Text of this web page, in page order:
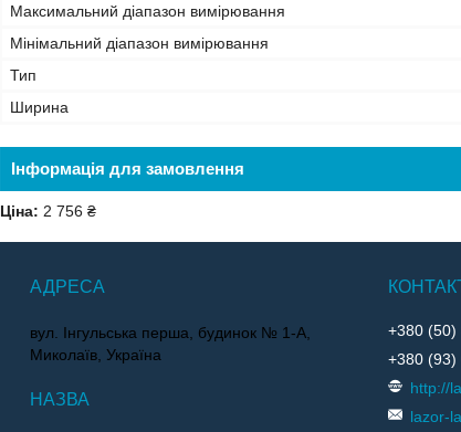
Максимальний діапазон вимірювання
Мінімальний діапазон вимірювання
Тип
Ширина
Інформація для замовлення
Ціна: 2 756 ₴
вул. Інгульська перша, будинок № 1-А,
Миколаїв, Україна
+380 (50)
+380 (93)
http://
lazor-